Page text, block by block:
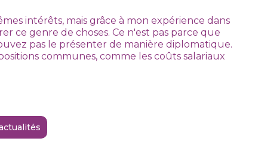
intérêts, mais grâce à mon expérience dans
ce genre de choses. Ce n'est pas parce que
pas le présenter de manière diplomatique.
communes, comme les coûts salariaux